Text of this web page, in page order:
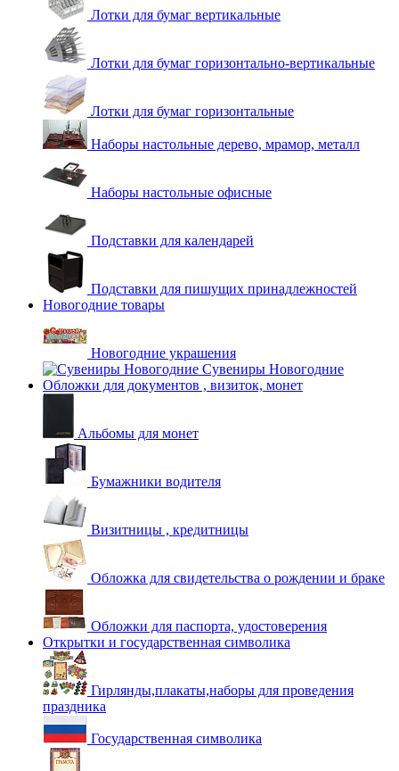
Лотки для бумаг вертикальные
Лотки для бумаг горизонтально-вертикальные
Лотки для бумаг горизонтальные
Наборы настольные дерево, мрамор, металл
Наборы настольные офисные
Подставки для календарей
Подставки для пишущих принадлежностей
Новогодние товары
Новогодние украшения
Сувениры Новогодние
Обложки для документов , визиток, монет
Альбомы для монет
Бумажники водителя
Визитницы , кредитницы
Обложка для свидетельства о рождении и браке
Обложки для паспорта, удостоверения
Открытки и государственная символика
Гирлянды,плакаты,наборы для проведения
праздника
Государственная символика